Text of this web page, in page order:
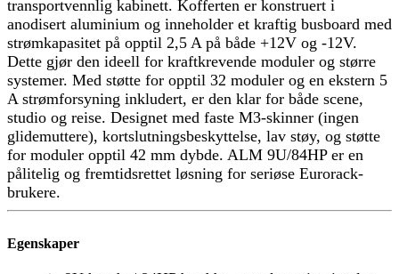
transportvennlig kabinett. Kofferten er konstruert i
anodisert aluminium og inneholder et kraftig busboard med
strømkapasitet på opptil 2,5 A på både +12V og -12V.
Dette gjør den ideell for kraftkrevende moduler og større
systemer. Med støtte for opptil 32 moduler og en ekstern 5
A strømforsyning inkludert, er den klar for både scene,
studio og reise. Designet med faste M3-skinner (ingen
glidemuttere), kortslutningsbeskyttelse, lav støy, og støtte
for moduler opptil 42 mm dybde. ALM 9U/84HP er en
pålitelig og fremtidsrettet løsning for seriøse Eurorack-
brukere.
Egenskaper